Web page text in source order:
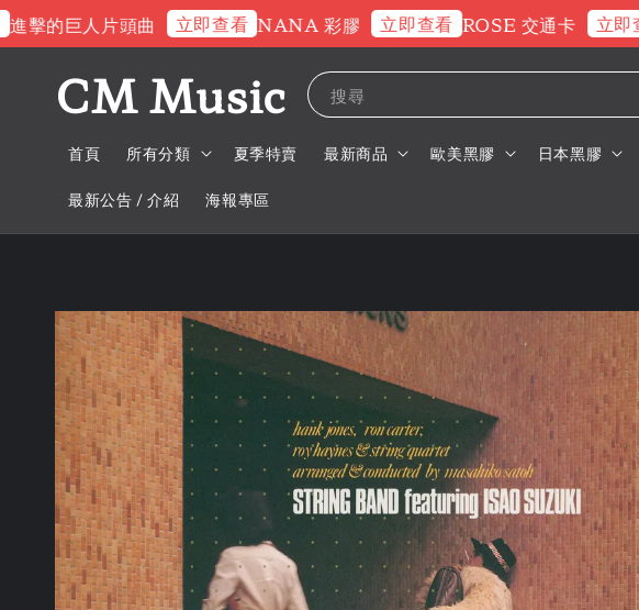
的巨人片頭曲 立即查看 NANA 彩膠 立即查看 ROSE 交通卡 立即查看
CM Music 搜尋
首頁 所有分類 夏季特賣 最新商品 歐美黑膠 日本黑膠
最新公告 / 介紹 海報專區